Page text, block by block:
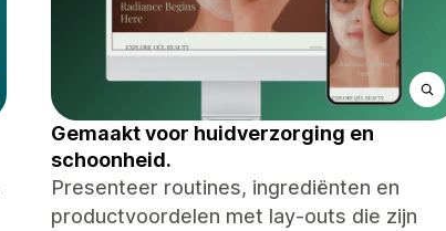
Gemaakt voor huidverzorging en
schoonheid.
Presenteer routines, ingrediënten en
productvoordelen met lay-outs die zijn